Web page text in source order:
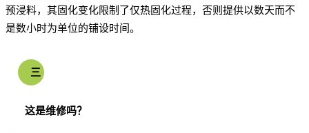
预浸料，其固化变化限制了仅热固化过程，否则提供以数天而不
是数小时为单位的铺设时间。
三
这是维修吗？